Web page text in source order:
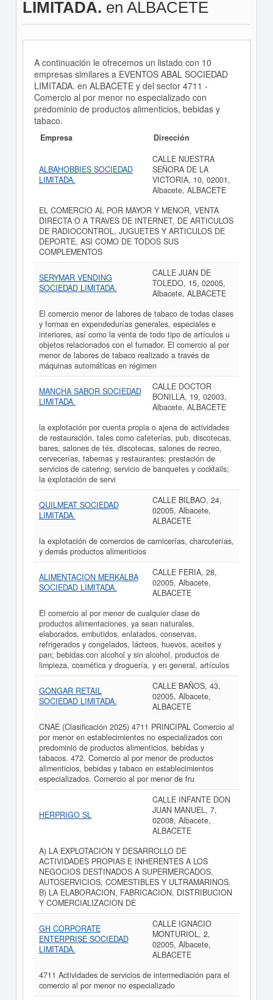
LIMITADA. en ALBACETE
A continuación le ofrecemos un listado con 10
empresas similares a EVENTOS ABAL SOCIEDAD
LIMITADA. en ALBACETE y del sector 4711 -
Comercio al por menor no especializado con
predominio de productos alimenticios, bebidas y
tabaco.
Empresa Dirección
ALBAHOBBIES SOCIEDAD
LIMITADA.
CALLE NUESTRA
SEÑORA DE LA
VICTORIA, 10, 02001,
Albacete, ALBACETE
EL COMERCIO AL POR MAYOR Y MENOR, VENTA
DIRECTA O A TRAVES DE INTERNET, DE ARTICULOS
DE RADIOCONTROL, JUGUETES Y ARTICULOS DE
DEPORTE, ASI COMO DE TODOS SUS
COMPLEMENTOS
SERYMAR VENDING
SOCIEDAD LIMITADA.
CALLE JUAN DE
TOLEDO, 15, 02005,
Albacete, ALBACETE
El comercio menor de labores de tabaco de todas clases
y formas en expendedurías generales, especiales e
interiores, así como la venta de todo tipo de artículos u
objetos relacionados con el fumador. El comercio al por
menor de labores de tabaco realizado a través de
máquinas automáticas en régimen
MANCHA SABOR SOCIEDAD
LIMITADA.
CALLE DOCTOR
BONILLA, 19, 02003,
Albacete, ALBACETE
la explotación por cuenta propia o ajena de actividades
de restauración, tales como cafeterías, pub, discotecas,
bares, salones de tés, discotecas, salones de recreo,
cervecerías, tabernas y restaurantes; prestación de
servicios de catering; servicio de banquetes y cocktails;
la explotación de servi
QUILMEAT SOCIEDAD
LIMITADA.
CALLE BILBAO, 24,
02005, Albacete,
ALBACETE
la explotación de comercios de carnicerías, charcuterías,
y demás productos alimenticios
ALIMENTACION MERKALBA
SOCIEDAD LIMITADA.
CALLE FERIA, 28,
02005, Albacete,
ALBACETE
El comercio al por menor de cualquier clase de
productos alimentaciones, ya sean naturales,
elaborados, embutidos, enlatados, conservas,
refrigerados y congelados, lácteos, huevos, aceites y
pan; bebidas con alcohol y sin alcohol, productos de
limpieza, cosmética y droguería, y en general, artículos
GONGAR RETAIL
SOCIEDAD LIMITADA.
CALLE BAÑOS, 43,
02005, Albacete,
ALBACETE
CNAE (Clasificación 2025) 4711 PRINCIPAL Comercio al
por menor en establecimientos no especializados con
predominio de productos alimenticios, bebidas y
tabacos. 472. Comercio al por menor de productos
alimenticios, bebidas y tabaco en establecimientos
especializados. Comercio al por menor de fru
HERPRIGO SL
CALLE INFANTE DON
JUAN MANUEL, 7,
02008, Albacete,
ALBACETE
A) LA EXPLOTACION Y DESARROLLO DE
ACTIVIDADES PROPIAS E INHERENTES A LOS
NEGOCIOS DESTINADOS A SUPERMERCADOS,
AUTOSERVICIOS, COMESTIBLES Y ULTRAMARINOS.
B) LA ELABORACION, FABRICACION, DISTRIBUCION
Y COMERCIALIZACION DE
GH CORPORATE
ENTERPRISE SOCIEDAD
LIMITADA.
CALLE IGNACIO
MONTURIOL, 2,
02005, Albacete,
ALBACETE
4711 Actividades de servicios de intermediación para el
comercio al por menor no especializado